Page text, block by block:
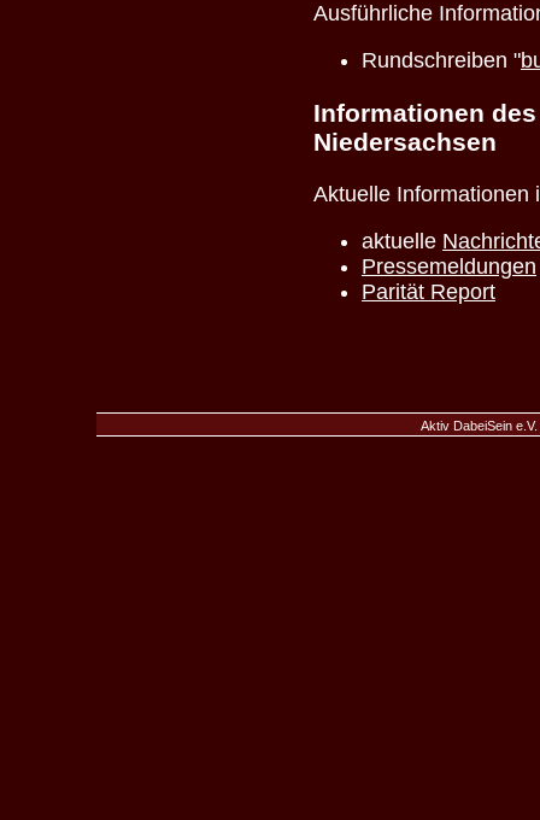
Ausführliche
Rundschreiben "
Informationen
Niedersachsen
Aktuelle Informationen
aktuelle
Pressemeldungen
Parität Report
Aktiv DabeiSein